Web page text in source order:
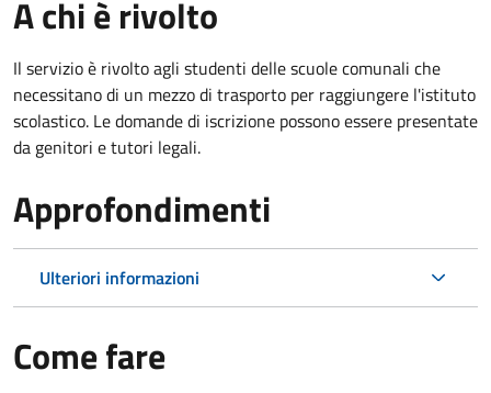
A chi è rivolto
Il servizio è rivolto agli studenti delle scuole comunali che
necessitano di un mezzo di trasporto per raggiungere l'istituto
scolastico. Le domande di iscrizione possono essere presentate
da genitori e tutori legali.
Approfondimenti
Ulteriori informazioni
Come fare